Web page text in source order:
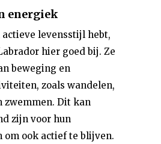
energiek
actieve levensstijl hebt,
hier goed bij. Ze
beweging en
zoals wandelen,
zwemmen. Dit kan
zijn voor hun
om ook actief te blijven.